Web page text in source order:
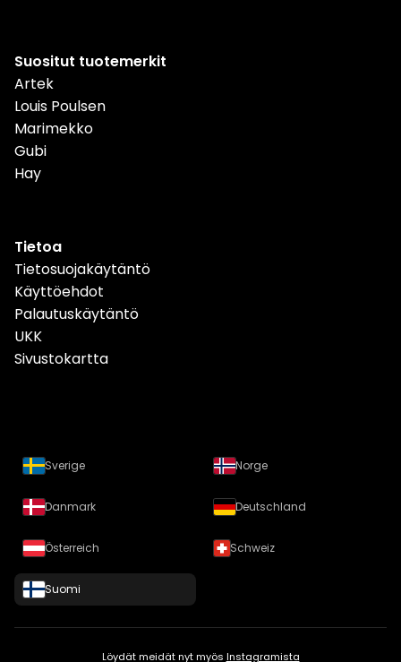
Suositut tuotemerkit
Artek
Louis Poulsen
Marimekko
Gubi
Hay
Tietoa
Tietosuojakäytäntö
Käyttöehdot
Palautuskäytäntö
UKK
Sivustokartta
Sverige Norge
Danmark Deutschland
Österreich Schweiz
Suomi
Löydät meidät nyt myös Instagramista